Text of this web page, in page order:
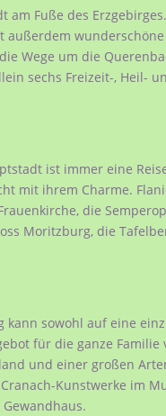
am Fuße des
außerdem
Wege um die
sechs Freizeit-, Heil-
ist immer eine
mit ihrem Charme.
die
Moritzburg, die
kann sowohl auf eine
für die ganze Familie
und einer großen
Kunstwerke im